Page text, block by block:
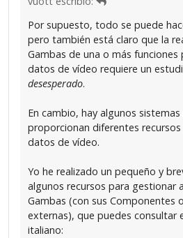
Por supuesto, todo se puede
pero también está claro que la
Gambas de una o más
datos de vídeo requiere un
desesperado.
En cambio, hay algunos
proporcionan diferentes
datos de vídeo.
Yo he realizado un pequeño y
algunos recursos para gestionar
Gambas (con sus Componentes
externas), que puedes consultar
italiano: